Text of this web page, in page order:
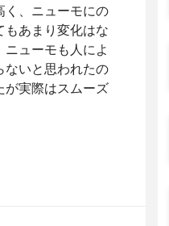
く、ニューモにの
もあまり変化はな
ューモも人によ
ないと思われたの
が実際はスムーズ